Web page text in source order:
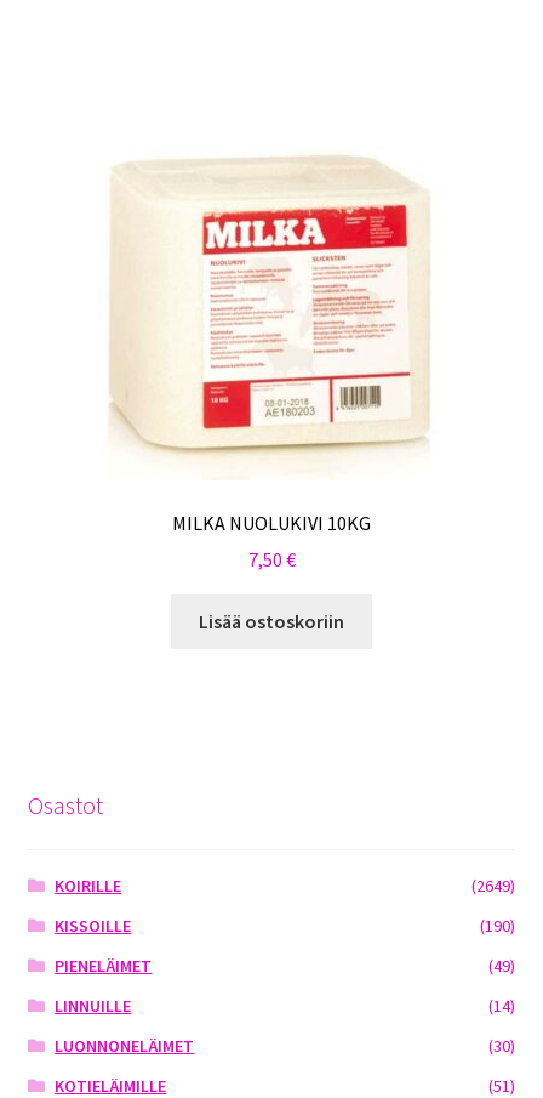
MILKA NUOLUKIVI 10KG
7,50 €
Lisää ostoskoriin
Osastot
KOIRILLE
(2649)
KISSOILLE
(190)
PIENELÄIMET
(49)
LINNUILLE
(14)
LUONNONELÄIMET
(30)
KOTIELÄIMILLE
(51)